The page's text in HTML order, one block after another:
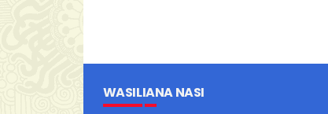
WASILIANA NASI